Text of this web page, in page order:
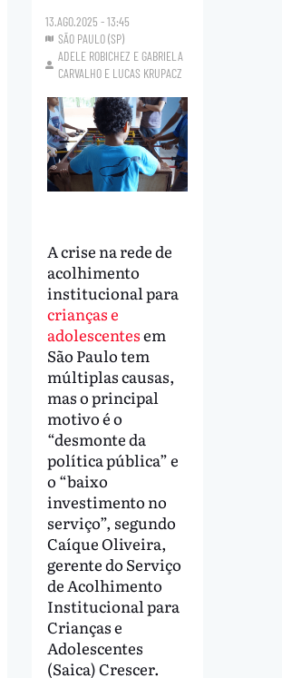
13.AGO.2025 - 13:45
SÃO PAULO (SP)
ADELE ROBICHEZ E GABRIELA
CARVALHO E LUCAS KRUPACZ
A crise na rede de
acolhimento
institucional para
crianças e
adolescentesem
São Paulo tem
múltiplas causas,
mas o principal
motivo é o
“desmonte da
política pública” e
o “baixo
investimento no
serviço”, segundo
Caíque Oliveira,
gerente do Serviço
de Acolhimento
Institucional para
Crianças e
Adolescentes
(Saica) Crescer.